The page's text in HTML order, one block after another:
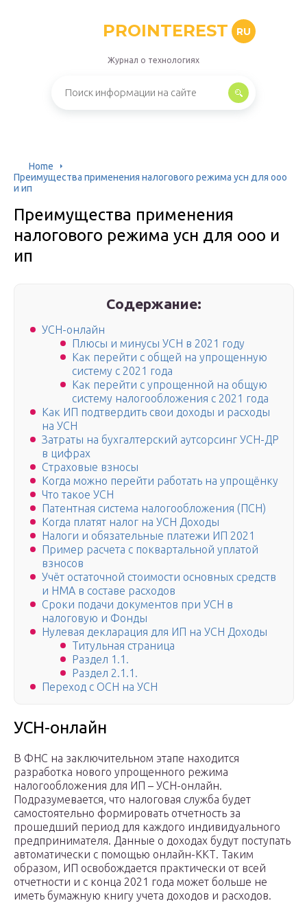
PROINTEREST RU
Журнал о технологиях
Home
Преимущества применения налогового режима усн для ооо
и ип
Преимущества применения
налогового режима усн для ооо и
ип
Содержание:
УСН-онлайн
Плюсы и минусы УСН в 2021 году
Как перейти с общей на упрощенную
систему с 2021 года
Как перейти с упрощенной на общую
систему налогообложения с 2021 года
Как ИП подтвердить свои доходы и расходы
на УСН
Затраты на бухгалтерский аутсорсинг УСН-ДР
в цифрах
Страховые взносы
Когда можно перейти работать на упрощёнку
Что такое УСН
Патентная система налогообложения (ПСН)
Когда платят налог на УСН Доходы
Налоги и обязательные платежи ИП 2021
Пример расчета с поквартальной уплатой
взносов
Учёт остаточной стоимости основных средств
и НМА в составе расходов
Сроки подачи документов при УСН в
налоговую и Фонды
Нулевая декларация для ИП на УСН Доходы
Титульная страница
Раздел 1.1.
Раздел 2.1.1.
Переход с ОСН на УСН
УСН-онлайн
В ФНС на заключительном этапе находится
разработка нового упрощенного режима
налогообложения для ИП – УСН-онлайн.
Подразумевается, что налоговая служба будет
самостоятельно формировать отчетность за
прошедший период для каждого индивидуального
предпринимателя. Данные о доходах будут поступать
автоматически с помощью онлайн-ККТ. Таким
образом, ИП освобождается практически от всей
отчетности и с конца 2021 года может больше не
иметь бумажную книгу учета доходов и расходов.